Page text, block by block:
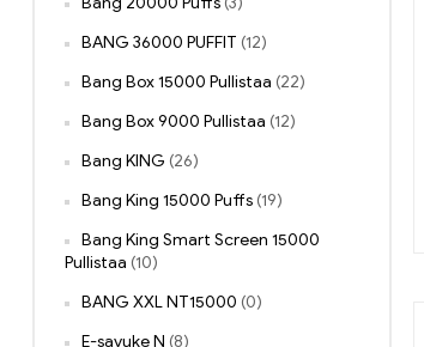
BANG 36000 PUFFIT (12)
Bang Box 15000 Pullistaa (22)
Bang Box 9000 Pullistaa (12)
Bang KING (26)
Bang King 15000 Puffs (19)
Bang King Smart Screen 15000
Pullistaa (10)
BANG XXL NT15000 (0)
E-savuke N (8)